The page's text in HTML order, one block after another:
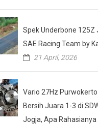
Spek Underbone 125Z
SAE Racing Team by
21 April, 2026
Vario 27Hz
Bersih Juara 1-3 di
Jogja, Apa Rahasianya